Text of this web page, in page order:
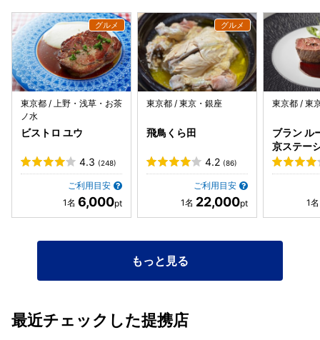
東京都 / 上野・浅草・お茶
ノ水
ビストロ ユウ
4.3 (248)
ご利用目安
6,000
東京都 / 東京・銀座
飛鳥くら田
4.2 (86)
ご利用目安
22,000
東京都 / 東
ブラン ル
京ステー
内）
もっと見る
最近チェックした提携店